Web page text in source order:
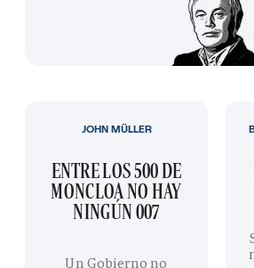
ENTRE LOS 500 DE
MONCLOA NO HAY
NINGÚN 007
Un Gobierno no
JOHN MÜLLER